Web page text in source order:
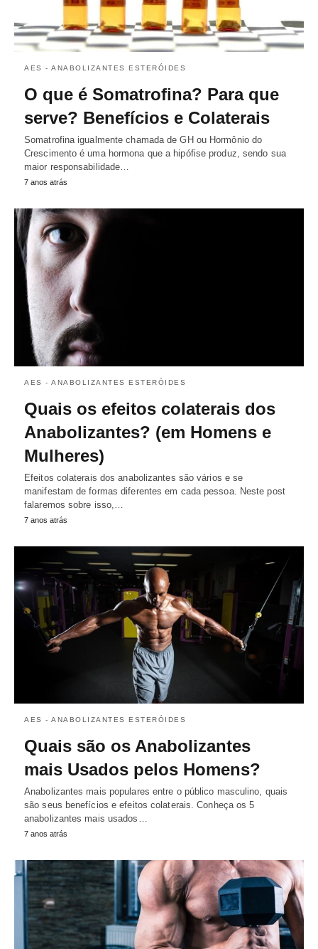
AES - ANABOLIZANTES ESTERÓIDES
O que é Somatrofina? Para que
serve? Benefícios e Colaterais
Somatrofina igualmente chamada de GH ou Hormônio do
Crescimento é uma hormona que a hipófise produz, sendo sua
maior responsabilidade…
7 anos atrás
AES - ANABOLIZANTES ESTERÓIDES
Quais os efeitos colaterais dos
Anabolizantes? (em Homens e
Mulheres)
Efeitos colaterais dos anabolizantes são vários e se
manifestam de formas diferentes em cada pessoa. Neste post
falaremos sobre isso,…
7 anos atrás
AES - ANABOLIZANTES ESTERÓIDES
Quais são os Anabolizantes
mais Usados pelos Homens?
Anabolizantes mais populares entre o público masculino, quais
são seus benefícios e efeitos colaterais. Conheça os 5
anabolizantes mais usados…
7 anos atrás